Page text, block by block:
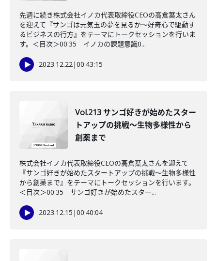
先週に続き株式会社イノカ代表取締役CEOの高倉葉太さん
を迎えて『サンゴは元気玉の夢を見るか〜好奇心で駆動す
るビジネスの行方』をテーマにトークセッションを行いま
す。＜目次＞00:35 イノカの課題意識0...
2023.12.22|00:43:15
Vol.213 サンゴ好きが始めたスター
トアップの挑戦〜生物多様性から
創薬まで
株式会社イノカ代表取締役CEOの高倉葉太さんを迎えて
『サンゴ好きが始めたスタートアップの挑戦〜生物多様性
から創薬まで』をテーマにトークセッションを行います。
＜目次＞00:35 サンゴ好きが始めたスター...
2023.12.15 |00:40:04